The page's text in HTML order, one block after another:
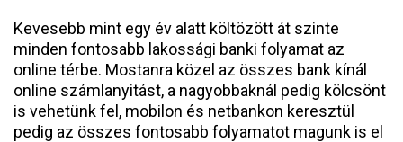
Kevesebb mint egy év alatt költözött át szinte
minden fontosabb lakossági banki folyamat az
online térbe. Mostanra közel az összes bank kínál
online számlanyitást, a nagyobbaknál pedig kölcsönt
is vehetünk fel, mobilon és netbankon keresztül
pedig az összes fontosabb folyamatot magunk is el